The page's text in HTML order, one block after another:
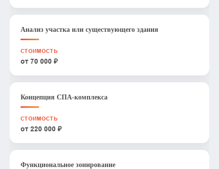
Анализ участка или существующего здания
от 70 000 ₽
Концепция СПА-комплекса
от 220 000 ₽
Функциональное зонирование